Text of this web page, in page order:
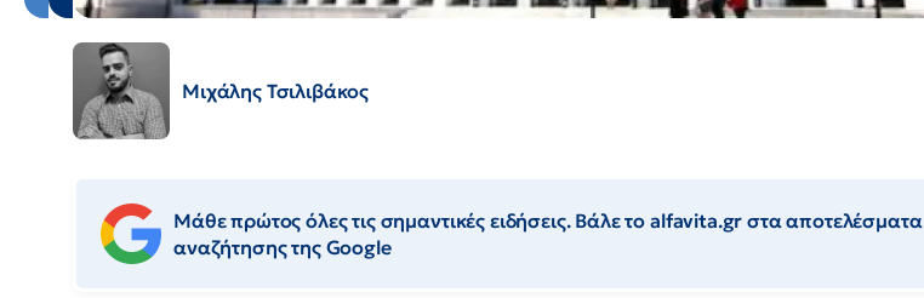
Μιχάλης Τσιλιβάκος
Μάθε πρώτος όλες τις σημαντικές ειδήσεις. Βάλε το alfavita.gr στα αποτελέσματα
αναζήτησης της Google